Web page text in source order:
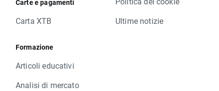
Carte e pagamenti
Carta XTB
Formazione
Articoli educativi
Analisi di mercato
Ultime notizie